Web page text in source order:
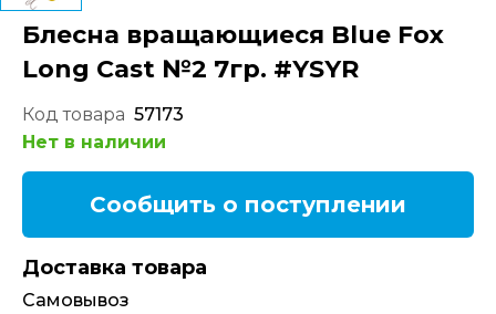
Блесна вращающиеся Blue Fox
Long Cast №2 7гр. #YSYR
Код товара 57173
Нет в наличии
Сообщить о поступлении
Доставка товара
Самовывоз